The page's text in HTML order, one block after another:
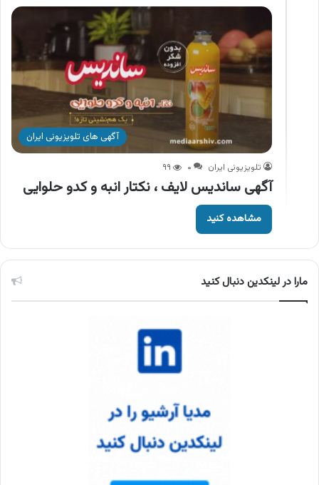
آگهی های تلویزیونی ایران
تلویزیونی ایران ۰ ۹۹
آگهی ساندیس لایف ، نکتار انبه و کدو حلوایی
مشاهده کنید
مارا در لینکدین دنبال کنید